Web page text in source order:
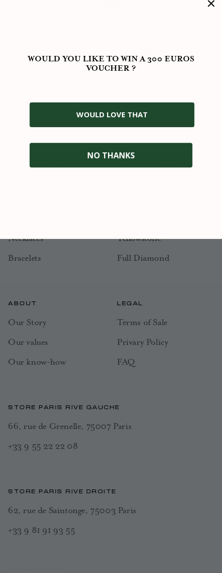
Necklaces
Bracelets
Yellowstone
Full Diamond
ABOUT
Our Story
Our values
Our know-how
LEGAL
Terms of Sale
Privary Policy
FAQ
STORE PARIS RIVE GAUCHE
66, rue de Grenelle, 75007 Paris
+33 9 55 22 22 08
STORE PARIS RIVE DROITE
62, rue de Saintonge, 75003 Paris
+33 9 81 91 93 55
WOULD YOU LIKE TO WIN A 300 EUROS
VOUCHER ?
WOULD LOVE THAT
NO THANKS